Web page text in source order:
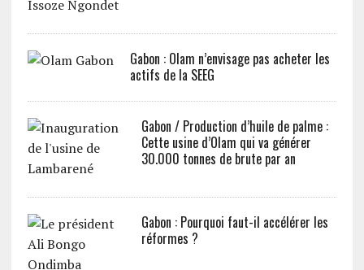
Gabon : Olam n’envisage pas acheter les
actifs de la SEEG
Gabon / Production d’huile de palme :
Cette usine d’Olam qui va générer
30.000 tonnes de brute par an
Gabon : Pourquoi faut-il accélérer les
réformes ?